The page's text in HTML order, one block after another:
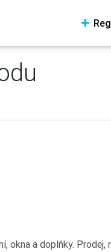
okna a doplňky.